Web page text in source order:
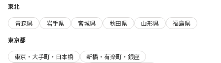
東北
青森県
岩手県 宮城県 秋田県 山形県
福島県
東京都
東京・大手町・日本橋
新橋・有楽町・銀座